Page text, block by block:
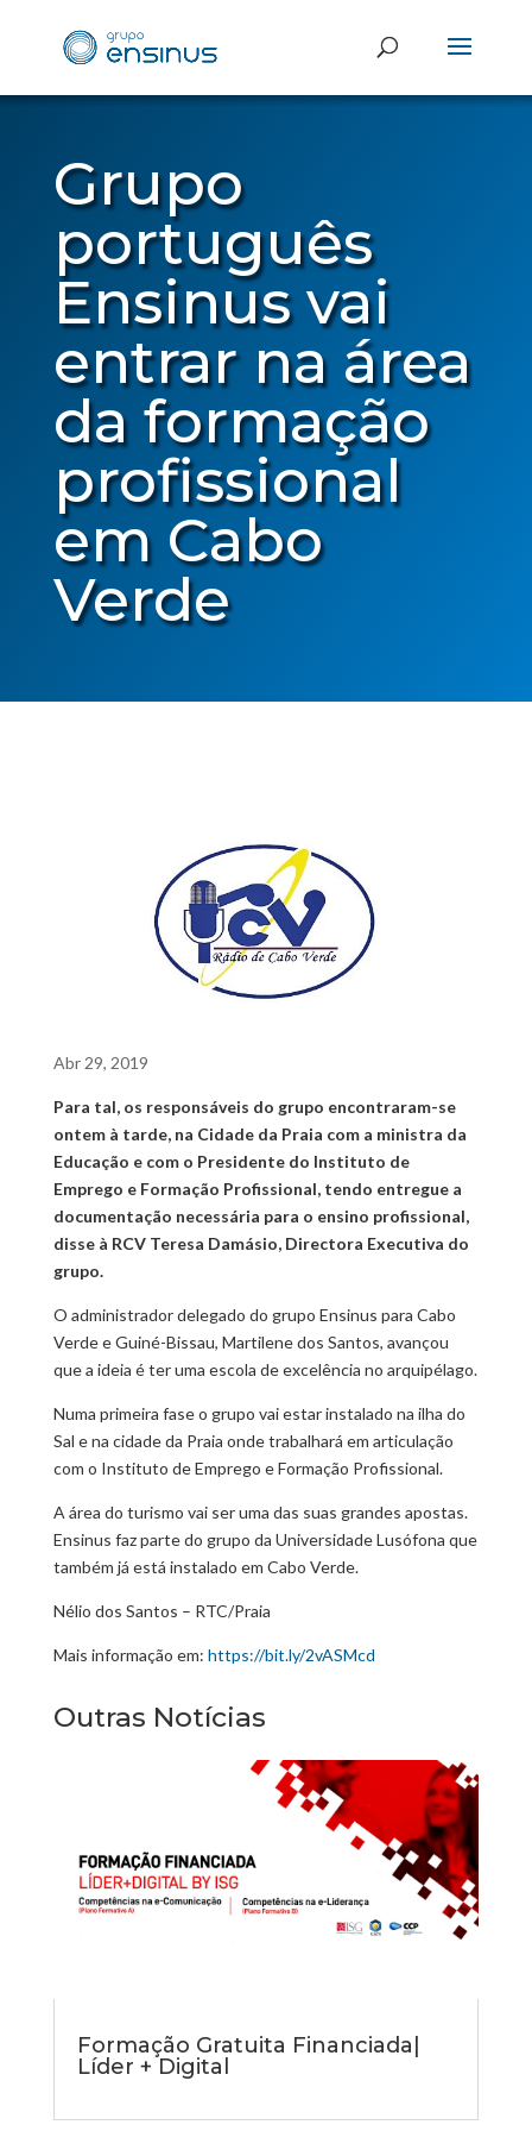
Grupo
português
Ensinus vai
entrar na área
da formação
profissional
em Cabo
Verde
Abr 29, 2019
Para tal, os responsáveis do grupo encontraram-se
ontem à tarde, na Cidade da Praia com a ministra da
Educação e com o Presidente do Instituto de
Emprego e Formação Profissional, tendo entregue a
documentação necessária para o ensino profissional,
disse à RCV Teresa Damásio, Directora Executiva do
grupo.
O administrador delegado do grupo Ensinus para Cabo
Verde e Guiné-Bissau, Martilene dos Santos, avançou
que a ideia é ter uma escola de excelência no arquipélago.
Numa primeira fase o grupo vai estar instalado na ilha do
Sal e na cidade da Praia onde trabalhará em articulação
com o Instituto de Emprego e Formação Profissional.
A área do turismo vai ser uma das suas grandes apostas.
Ensinus faz parte do grupo da Universidade Lusófona que
também já está instalado em Cabo Verde.
Nélio dos Santos – RTC/Praia
Mais informação em: https://bit.ly/2vASMcd
Outras Notícias
Formação Gratuita Financiada|
Líder + Digital